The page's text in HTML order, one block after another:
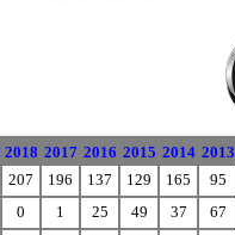
2018 2017 2016 2015 2014 2013
207 196 137 129 165 95
0 1 25 49 37 67